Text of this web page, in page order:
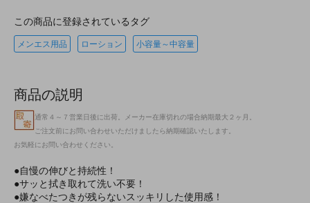
この商品に登録されているタグ
メンエス用品 ローション 小容量～中容量
商品の説明
通常４～７営業日後に出荷。メーカー在庫切れの場合納期最大２ヶ月。
ご注文前にお問い合わせいただけましたら納期確認いたします。
お気軽にお問い合わせください。
●自慢の伸びと持続性！
●サッと拭き取れて洗い不要！
●嫌なべたつきが残らないスッキリした使用感！